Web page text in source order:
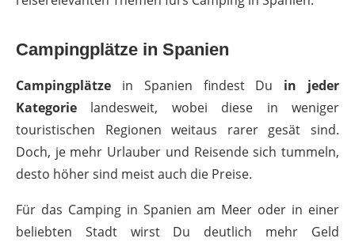
Campingplätze in Spanien
Campingplätze in Spanien findest Du in jeder
Kategorie landesweit, wobei diese in weniger
touristischen Regionen weitaus rarer gesät sind.
Doch, je mehr Urlauber und Reisende sich tummeln,
desto höher sind meist auch die Preise.
Für das Camping in Spanien am Meer oder in einer
beliebten Stadt wirst Du deutlich mehr Geld